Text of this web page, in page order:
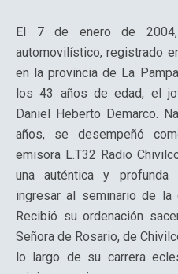
El 7 de enero de
automovilístico, registrado
en la provincia de La
los 43 años de edad, el
Daniel Heberto Demarco.
años, se desempeñó
emisora L.T32 Radio
una auténtica y profunda
ingresar al seminario de la
Recibió su ordenación
Señora de Rosario, de
lo largo de su carrera